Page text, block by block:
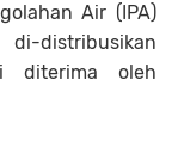
Air (IPA)
distribusikan
diterima oleh